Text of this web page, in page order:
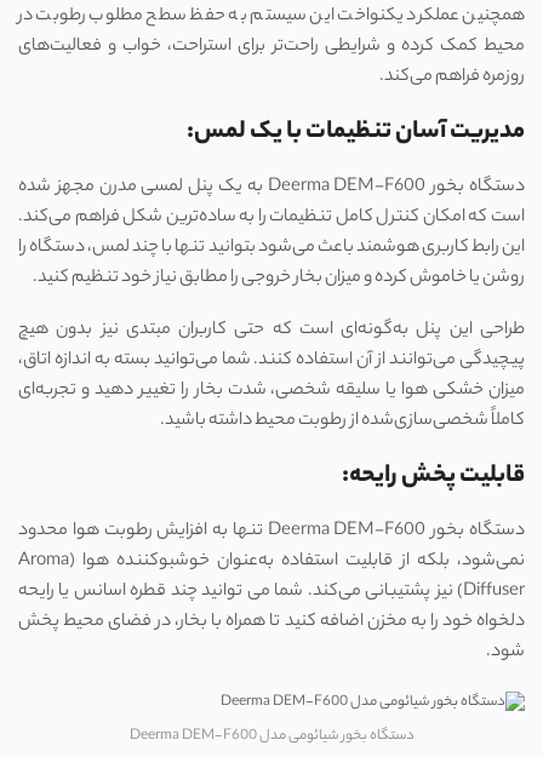
همچنین عملکرد یکنواخت این سیستم به حفظ سطح مطلوب رطوبت در
محیط کمک کرده و شرایطی راحت‌تر برای استراحت، خواب و فعالیت‌های
روزمره فراهم می‌کند.
مدیریت آسان تنظیمات با یک لمس:
دستگاه بخور Deerma DEM-F600 به یک پنل لمسی مدرن مجهز شده
است که امکان کنترل کامل تنظیمات را به ساده‌ترین شکل فراهم می‌کند.
این رابط کاربری هوشمند باعث می‌شود بتوانید تنها با چند لمس، دستگاه را
روشن یا خاموش کرده و میزان بخار خروجی را مطابق نیاز خود تنظیم کنید.
طراحی این پنل به‌گونه‌ای است که حتی کاربران مبتدی نیز بدون هیچ
پیچیدگی می‌توانند از آن استفاده کنند. شما می‌توانید بسته به اندازه اتاق،
میزان خشکی هوا یا سلیقه شخصی، شدت بخار را تغییر دهید و تجربه‌ای
کاملاً شخصی‌سازی‌شده از رطوبت محیط داشته باشید.
قابلیت پخش رایحه:
دستگاه بخور Deerma DEM-F600 تنها به افزایش رطوبت هوا محدود
نمی‌شود، بلکه از قابلیت استفاده به‌عنوان خوشبوکننده هوا (Aroma
Diffuser) نیز پشتیبانی می‌کند. شما می توانید چند قطره اسانس یا رایحه
دلخواه خود را به مخزن اضافه کنید تا همراه با بخار، در فضای محیط پخش
شود.
دستگاه بخور شیائومی مدل Deerma DEM-F600